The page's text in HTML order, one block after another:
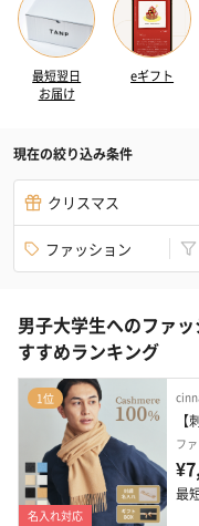
最短翌日
お届け
eギフト
現在の絞り込み条件
クリスマス
ファッション
男子大学生へのファ
すすめランキング
1位
名入れ対応
フ
最